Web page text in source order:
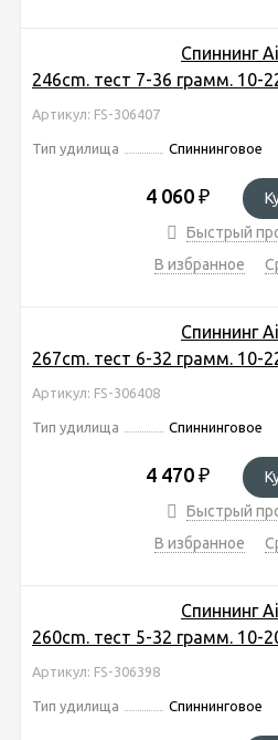
Спиннинг
246cm. тест 7-36 грамм. 10-
Артикул: FS-306407
Тип удилища Спиннинговое
4 060 ₽
Быстрый
В избранное
Спиннинг
267cm. тест 6-32 грамм. 10-
Артикул: FS-306408
Тип удилища Спиннинговое
4 470 ₽
Быстрый
В избранное
Спиннинг
260cm. тест 5-32 грамм. 10-
Артикул: FS-306398
Тип удилища Спиннинговое